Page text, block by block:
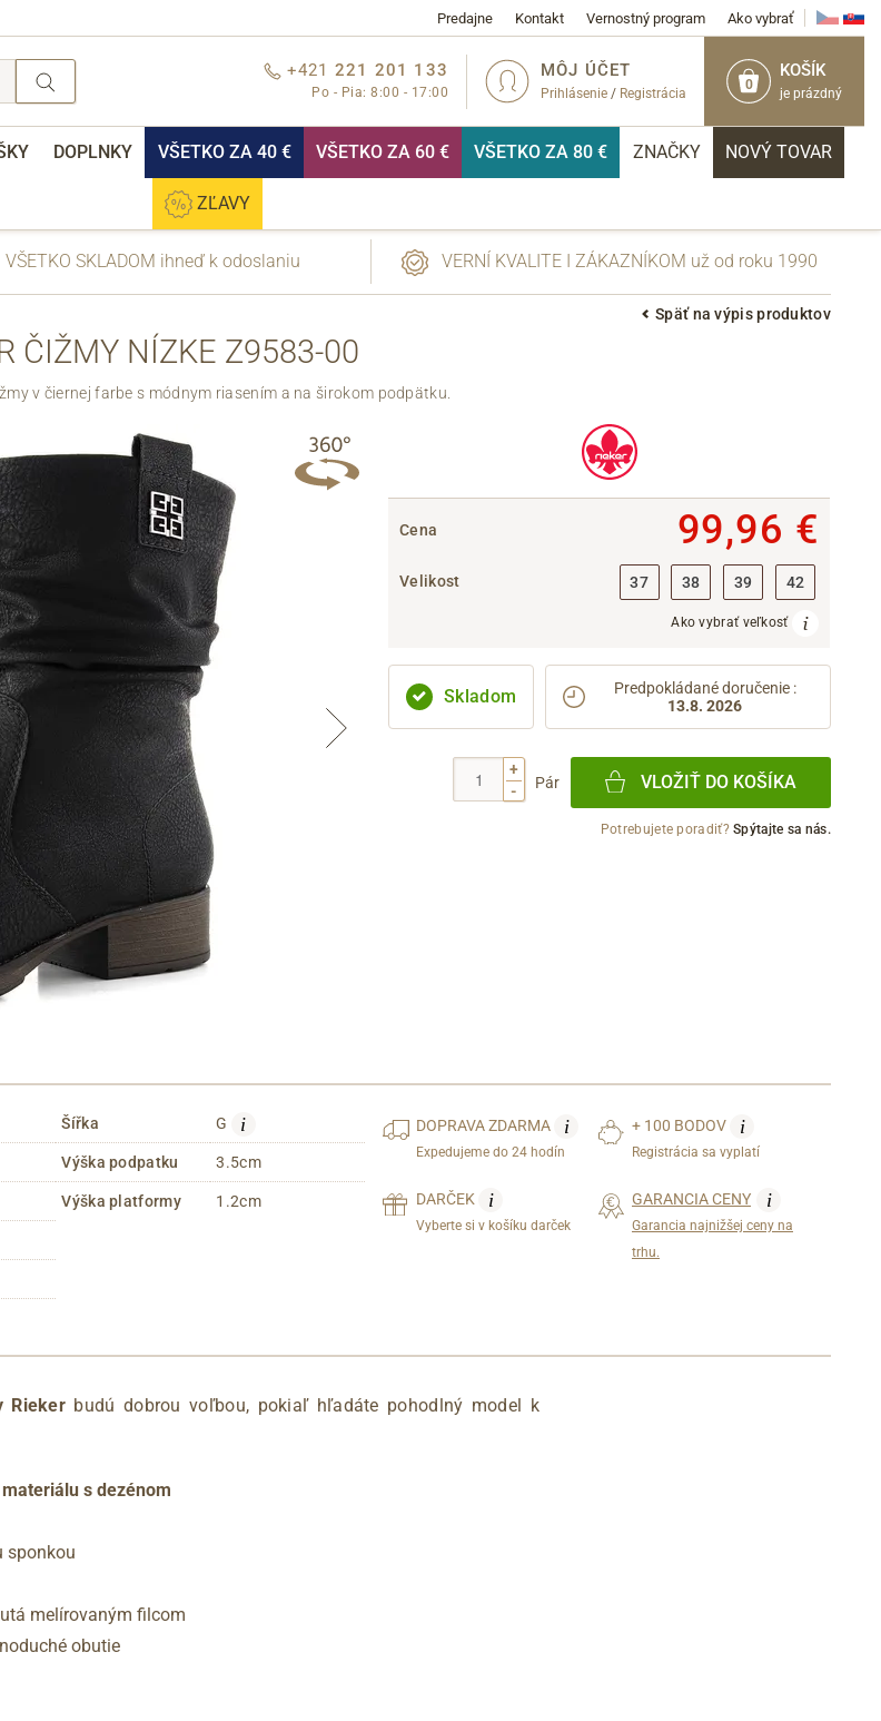
Predajne Kontakt Vernostný program Ako vybrať
0
KOŠÍK
je prázdný
MÔJ ÚČET
Prihlásenie / Registrácia
+421 221 201 133
Po - Pia: 8:00 - 17:00
DOPLNKY VŠETKO ZA 40 € VŠETKO ZA 60 € VŠETKO ZA 80 € ZNAČKY NOVÝ TOVAR
ZĽAVY
nebo přihlášení
Cez Facebook
Cez Google
VŠETKO SKLADOM ihneď k odoslaniu VERNÍ KVALITE I ZÁKAZNÍKOM už od roku 1990
Späť na výpis produktov
ČIŽMY NÍZKE Z9583-00
v čiernej farbe s módnym riasením a na širokom podpätku.
Cena 99,96 €
Velikost 37 38 39 42
Ako vybrať veľkosť
Skladom Predpokládané doručenie :
13.8. 2026
+
-
Pár VLOŽIŤ DO KOŠÍKA
Potrebujete poradiť?Spýtajte sa nás.
Šířka G i
Výška podpatku 3.5cm
Výška platformy 1.2cm
DOPRAVAZDARMA i
Expedujeme do 24 hodín
+ 100 BODOV i
Registrácia sa vyplatí
DARČEK i
Vyberte si v košíku darček
GARANCIA CENY i
Garancia najnižšej ceny na
trhu.
Rieker budú dobrou voľbou, pokiaľ hľadáte pohodlný model k
s dezénom
sponkou
melírovaným filcom
obutie